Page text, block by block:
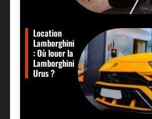
Location
Lamborghini
: Où louer la
Lamborghini
Urus ?